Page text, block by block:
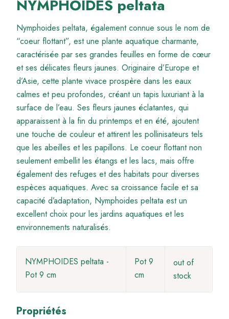
NYMPHOIDES peltata
Nymphoides peltata, également connue sous le nom de
“coeur flottant”, est une plante aquatique charmante,
caractérisée par ses grandes feuilles en forme de cœur
et ses délicates fleurs jaunes. Originaire d’Europe et
d’Asie, cette plante vivace prospère dans les eaux
calmes et peu profondes, créant un tapis luxuriant à la
surface de l’eau. Ses fleurs jaunes éclatantes, qui
apparaissent à la fin du printemps et en été, ajoutent
une touche de couleur et attirent les pollinisateurs tels
que les abeilles et les papillons. Le coeur flottant non
seulement embellit les étangs et les lacs, mais offre
également des refuges et des habitats pour diverses
espèces aquatiques. Avec sa croissance facile et sa
capacité d’adaptation, Nymphoides peltata est un
excellent choix pour les jardins aquatiques et les
environnements naturalisés.
NYMPHOIDES peltata -
Pot 9 cm
Pot 9
cm
out of
stock
Propriétés